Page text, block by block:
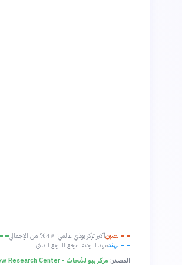
الصينأكبر تركز بوذي عالمي: 49% من الإجمالي
الهندمهد البوذية: موقع التنويع الديني
المصدر: مركز بيو للأبحاث - Pew Research Center، وتقارير الأمم المتحدة للسكان 2024